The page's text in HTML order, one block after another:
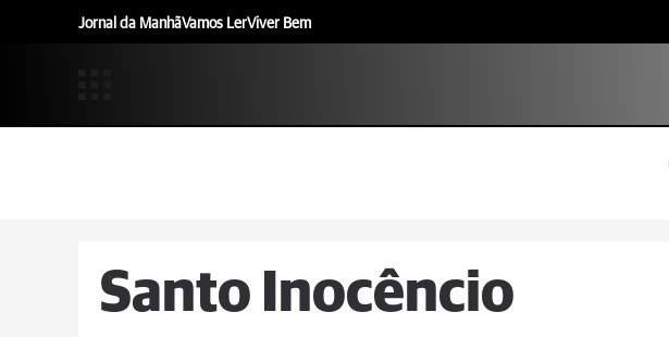
Jornal da ManhãVamos LerViver Bem
Santo Inocêncio